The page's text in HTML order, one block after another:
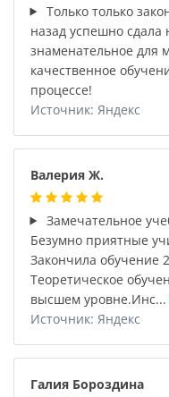
Только только
назад успешно
знаменательное для
качественное
процессе!
Источник: Яндекс
Валерия Ж.
Замечательное
Безумно приятные
Закончила обучение
Теоретическое
высшем уровне.Инс...
Источник: Яндекс
Галия Бороздина